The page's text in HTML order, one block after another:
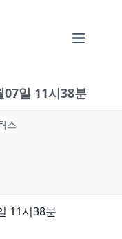
07일 11시38분
스
11시38분